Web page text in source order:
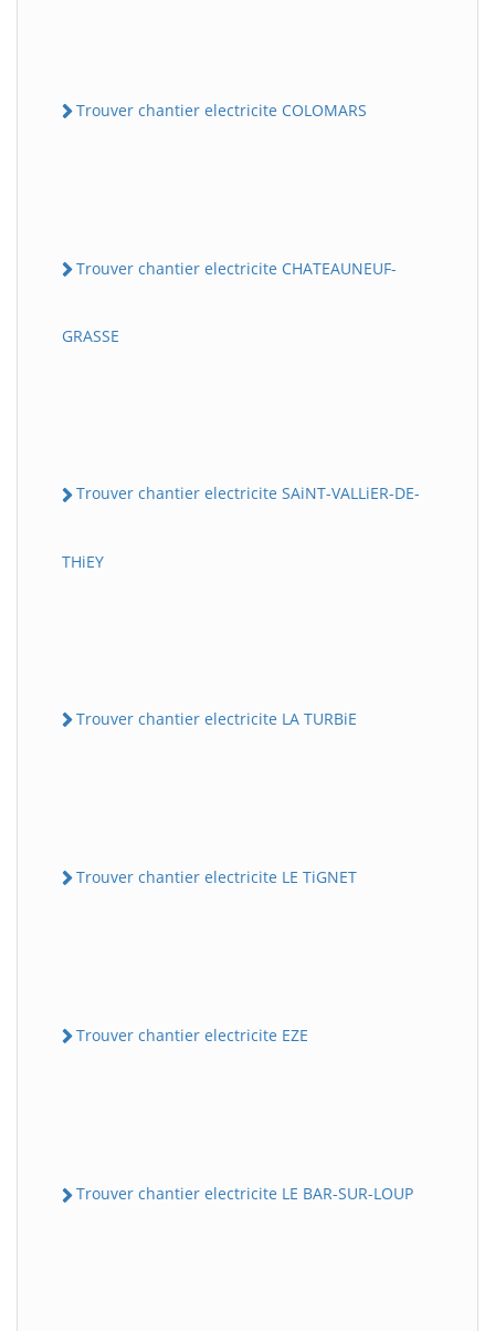
Trouver chantier electricite COLOMARS
Trouver chantier electricite CHATEAUNEUF-
GRASSE
Trouver chantier electricite SAiNT-VALLiER-DE-
THiEY
Trouver chantier electricite LA TURBiE
Trouver chantier electricite LE TiGNET
Trouver chantier electricite EZE
Trouver chantier electricite LE BAR-SUR-LOUP